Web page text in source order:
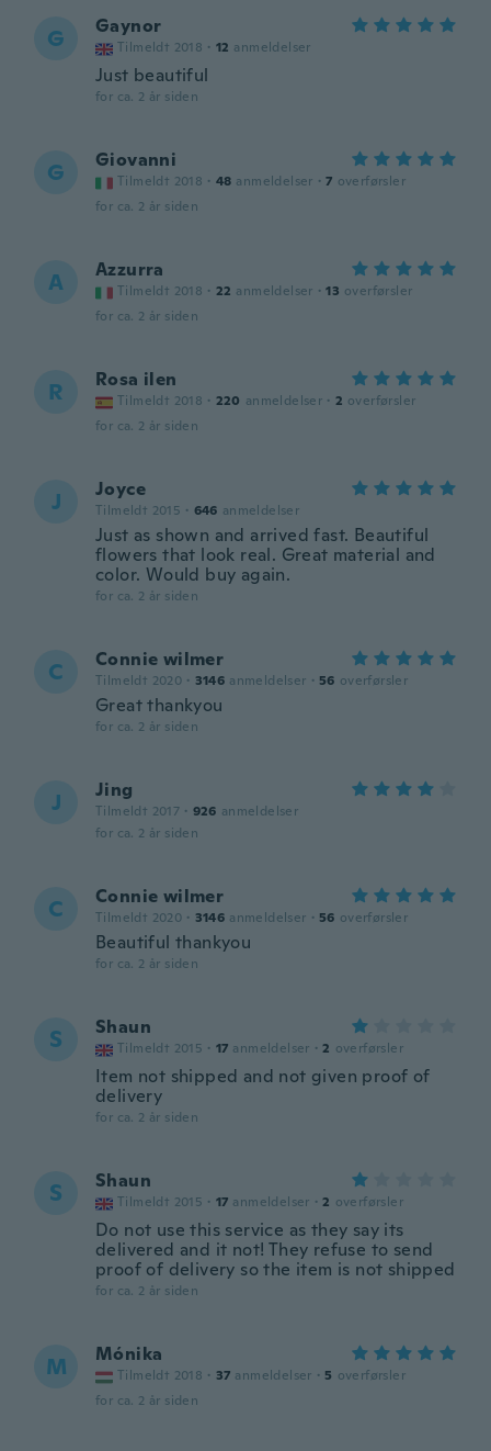
G Gaynor
Tilmeldt 2018 · 12 anmeldelser
Just beautiful
for ca. 2 år siden
G Giovanni
Tilmeldt 2018 · 48 anmeldelser · 7 overførsler
for ca. 2 år siden
A Azzurra
Tilmeldt 2018 · 22 anmeldelser · 13 overførsler
for ca. 2 år siden
R Rosa ilen
Tilmeldt 2018 · 220 anmeldelser · 2 overførsler
for ca. 2 år siden
J Joyce
Tilmeldt 2015 · 646 anmeldelser
Just as shown and arrived fast. Beautiful
flowers that look real. Great material and
color. Would buy again.
for ca. 2 år siden
C Connie wilmer
Tilmeldt 2020 · 3146 anmeldelser · 56 overførsler
Great thankyou
for ca. 2 år siden
J Jing
Tilmeldt 2017 · 926 anmeldelser
for ca. 2 år siden
C Connie wilmer
Tilmeldt 2020 · 3146 anmeldelser · 56 overførsler
Beautiful thankyou
for ca. 2 år siden
S Shaun
Tilmeldt 2015 · 17 anmeldelser · 2 overførsler
Item not shipped and not given proof of
delivery
for ca. 2 år siden
S Shaun
Tilmeldt 2015 · 17 anmeldelser · 2 overførsler
Do not use this service as they say its
delivered and it not! They refuse to send
proof of delivery so the item is not shipped
for ca. 2 år siden
M Mónika
Tilmeldt 2018 · 37 anmeldelser · 5 overførsler
for ca. 2 år siden